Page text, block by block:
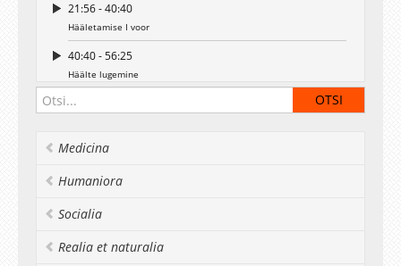
21:56 - 40:40
Hääletamise I voor
40:40 - 56:25
Häälte lugemine
esimees: Toivo Leiger, matemaatilise analüüsi professor,
Vahur Öpik, spordifüsioloogia professor,
Villu Uus, majandusteaduskonna üliõpilane)
56:25 - 58:04
tulemused. (teise vooru lähevad Volli Kalm ja Mart Ustav) ning
Medicina
Humaniora
Socialia
Realia et naturalia